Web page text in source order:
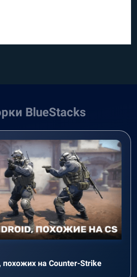
BlueStacks
похожих на Counter-Strike